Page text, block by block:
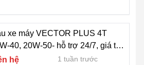
xe máy VECTOR PLUS 4T
40, 20W-50- hỗ trợ 24/7, giá tốt
NPP
hệ
1 tuần trước